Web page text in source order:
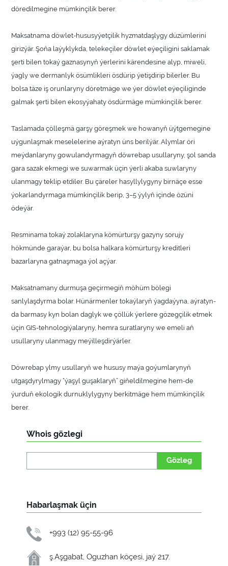
döredilmegine mümkinçilik berer.
Maksatnama döwlet-hususyýetçilik hyzmatdaşlygy düzümlerini
girizýär. Şoňa laýyklykda, telekeçiler döwlet eýeçiligini saklamak
şerti bilen tokaý gaznasynyň ýerlerini kärendesine alyp, miweli,
ýagly we dermanlyk ösümlikleri ösdürip ýetişdirip bilerler. Bu
bolsa täze iş orunlaryny döretmäge we ýer döwlet eýeçiliginde
galmak şerti bilen ekosyýahaty ösdürmäge mümkinçilik berer.
Taslamada çölleşmä garşy göreşmek we howanyň üýtgemegine
uýgunlaşmak meselelerine aýratyn üns berilýär. Alymlar öri
meýdanlaryny gowulandyrmagyň döwrebap usullaryny, şol sanda
gara sazak ekmegi we suwarmak üçin ýerli akaba suwlaryny
ulanmagy teklip etdiler. Bu çäreler hasyllylygyny birnäçe esse
ýokarlandyrmaga mümkinçilik berip, 3–5 ýylyň içinde özüni
ödeýär.
Resminama tokaý zolaklaryna kömürturşy gazyny sorujy
hökmünde garaýar, bu bolsa halkara kömürturşy kreditleri
bazarlaryna gatnaşmaga ýol açýar.
Maksatnamany durmuşa geçirmegiň möhüm bölegi
sanlylaşdyrma bolar. Hünärmenler tokaýlaryň ýagdaýyna, aýratyn-
da barmasy kyn bolan daglyk we çöllük ýerlere gözegçilik etmek
üçin GIS-tehnologiýalaryny, hemra suratlaryny we emeli aň
usullaryny ulanmagy meýilleşdirýärler.
Döwrebap ylmy usullaryň we hususy maýa goýumlarynyň
utgaşdyrylmagy “ýaşyl guşaklaryň” giňeldilmegine hem-de
ýurduň ekologik durnuklylygyny berkitmäge hem mümkinçilik
berer.
Whois gözlegi
Gözleg
Habarlaşmak üçin
+993 (12) 95-55-96
ş.Aşgabat, Oguzhan köçesi, jaý 217.